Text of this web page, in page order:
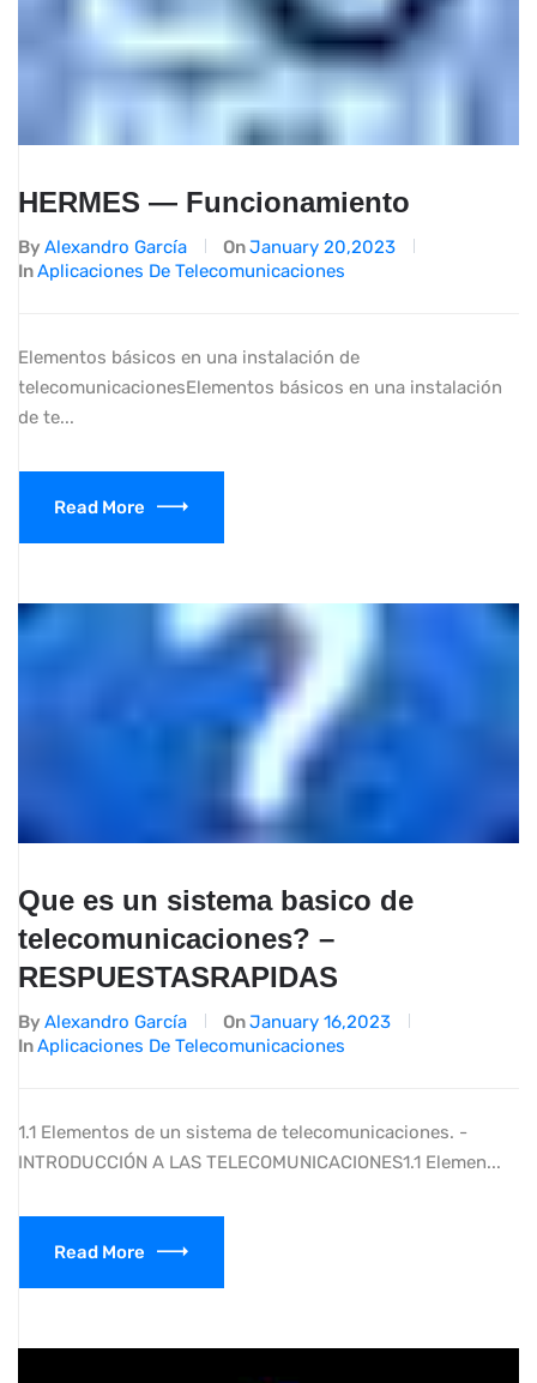
HERMES — Funcionamiento
By Alexandro García OnJanuary 20,2023
InAplicaciones De Telecomunicaciones
Elementos básicos en una instalación de
telecomunicacionesElementos básicos en una instalación
de te...
Read More
Que es un sistema basico de
telecomunicaciones? –
RESPUESTASRAPIDAS
By Alexandro García OnJanuary 16,2023
InAplicaciones De Telecomunicaciones
1.1 Elementos de un sistema de telecomunicaciones. -
INTRODUCCIÓN A LAS TELECOMUNICACIONES1.1 Elemen...
Read More